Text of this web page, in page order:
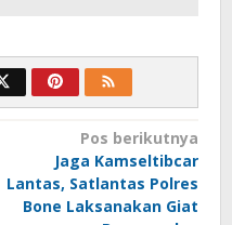
Pos berikutnya
Jaga Kamseltibcar
Lantas, Satlantas Polres
Bone Laksanakan Giat